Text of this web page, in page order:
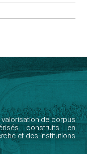
de corpus
construits en
et des institutions